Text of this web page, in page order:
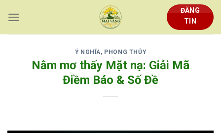
content
ĐĂNG
TIN
Ý NGHĨA, PHONG THỦY
Nằm mơ thấy Mặt nạ: Giải Mã
Điềm Báo & Số Đề